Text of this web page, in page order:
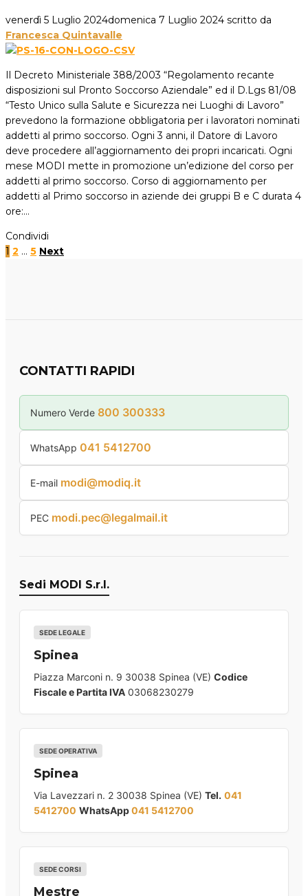
venerdì 5 Luglio 2024domenica 7 Luglio 2024 scritto da
Francesca Quintavalle
Il Decreto Ministeriale 388/2003 “Regolamento recante
disposizioni sul Pronto Soccorso Aziendale” ed il D.Lgs 81/08
“Testo Unico sulla Salute e Sicurezza nei Luoghi di Lavoro”
prevedono la formazione obbligatoria per i lavoratori nominati
addetti al primo soccorso. Ogni 3 anni, il Datore di Lavoro
deve procedere all’aggiornamento dei propri incaricati. Ogni
mese MODI mette in promozione un’edizione del corso per
addetti al primo soccorso. Corso di aggiornamento per
addetti al Primo soccorso in aziende dei gruppi B e C durata 4
ore:…
Condividi
1 2 … 5 Next
CONTATTI RAPIDI
Numero Verde 800 300333
WhatsApp 041 5412700
E-mail modi@modiq.it
PEC modi.pec@legalmail.it
Sedi MODI S.r.l.
SEDE LEGALE
Spinea
Piazza Marconi n. 9 30038 Spinea (VE) Codice
Fiscale e Partita IVA 03068230279
SEDE OPERATIVA
Spinea
Via Lavezzari n. 2 30038 Spinea (VE) Tel. 041
5412700 WhatsApp041 5412700
SEDE CORSI
Mestre